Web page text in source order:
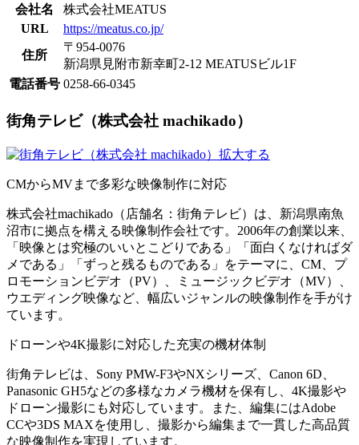
会社名
株式会社MEATUS
URL
https://meatus.co.jp/
住所
〒954-0076
新潟県見附市新幸町2-12 MEATUSビル1F
電話番号 0258-66-0345
街角テレビ（株式会社 machikado）
拡大する
CMからMVまで多彩な映像制作に対応
株式会社machikado（店舗名：街角テレビ）は、新潟県南魚
沼市に拠点を構える映像制作会社です。2006年の創業以来、
「映像とは究極のいいとこどりである」「面白くなければダ
メである」「ずっと残るものである」をテーマに、CM、プ
ロモーションビデオ（PV）、ミュージックビデオ（MV）、
ウエディング映像など、幅広いジャンルの映像制作を手がけ
ています。
ドローンや4K撮影に対応した充実の機材体制
街角テレビは、Sony PMW-F3やNXシリーズ、Canon 6D、
Panasonic GH5などの多様なカメラ機材を保有し、4K撮影や
ドローン撮影にも対応しています。また、編集にはAdobe
CCや3DS MAXを使用し、撮影から編集まで一貫した高品質
な映像制作を実現しています。